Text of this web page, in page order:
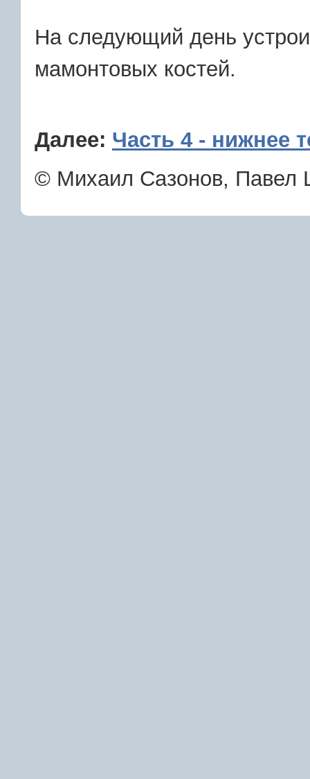
На следующий день
мамонтовых костей.
Далее: Часть 4 - нижнее
© Михаил Сазонов, Павел